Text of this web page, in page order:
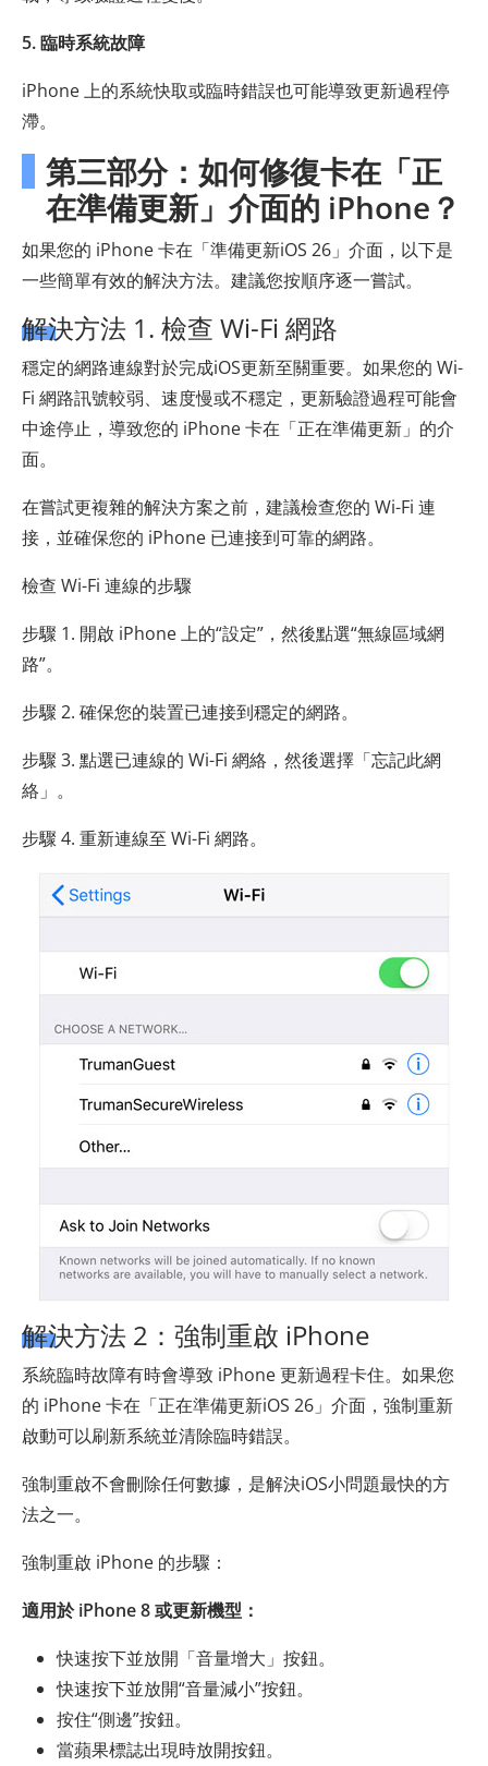
5. 臨時系統故障
iPhone 上的系統快取或臨時錯誤也可能導致更新過程停
滯。
第三部分：如何修復卡在「正
在準備更新」介面的 iPhone？
如果您的 iPhone 卡在「準備更新iOS 26」介面，以下是
一些簡單有效的解決方法。建議您按順序逐一嘗試。
解決方法 1. 檢查 Wi-Fi 網路
穩定的網路連線對於完成iOS更新至關重要。如果您的 Wi-
Fi 網路訊號較弱、速度慢或不穩定，更新驗證過程可能會
中途​​停止，導致您的 iPhone 卡在「正在準備更新」的介
面。
在嘗試更複雜的解決方案之前，建議檢查您的 Wi-Fi 連
接，並確保您的 iPhone 已連接到可靠的網路。
檢查 Wi-Fi 連線的步驟
步驟 1. 開啟 iPhone 上的“設定”，然後點選“無線區域網
路”。
步驟 2. 確保您的裝置已連接到穩定的網路。
步驟 3. 點選已連線的 Wi-Fi 網絡，然後選擇「忘記此網
絡」。
步驟 4. 重新連線至 Wi-Fi 網路。
解決方法 2：強制重啟 iPhone
系統臨時故障有時會導致 iPhone 更新過程卡住。如果您
的 iPhone 卡在「正在準備更新iOS 26」介面，強制重新
啟動可以刷新系統並清除臨時錯誤。
強制重啟不會刪除任何數據，是解決iOS小問題最快的方
法之一。
強制重啟 iPhone 的步驟：
適用於 iPhone 8 或更新機型：
快速按下並放開「音量增大」按鈕。
快速按下並放開“音量減小”按鈕。
按住“側邊”按鈕。
當蘋果標誌出現時放開按鈕。